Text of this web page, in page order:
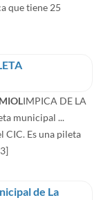
que tiene 25
IMPICA DE LA
municipal ...
Es una pileta
de La